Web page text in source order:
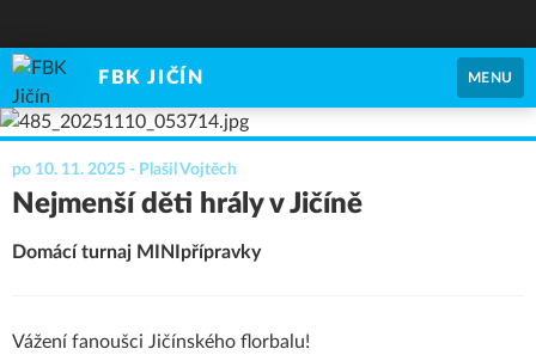
FBK JIČÍN MENU
po 10. 11. 2025 - Plašil Vojtěch
Nejmenší děti hrály v Jičíně
Domácí turnaj MINIpřípravky
Vážení fanoušci Jičínského florbalu!